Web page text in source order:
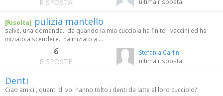
RISPOSTA ultima risposta
[Risolta] pulizia mantello
salve, una domanda.. da quando la mia cucciola ha finito i vaccini ed ha
iniziato a scendere.. ha iniziato a ...
6
RISPOSTE
Stefania Carlin
ultima risposta
Denti
Ciao amici , quanti di voi hanno tolto i denti da latte al loro cucciolo?